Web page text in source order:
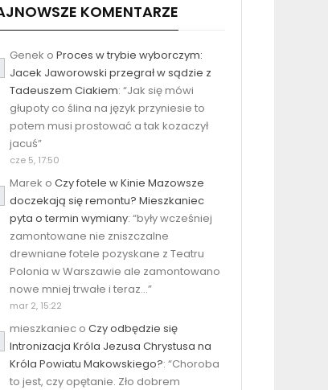
KOMENTARZE
Genek o Proces w trybie wyborczym:
Jacek Jaworowski przegrał w sądzie z
Tadeuszem Ciakiem: “Jak się mówi
głupoty co ślina na język przyniesie to
potem musi prostować a tak kozaczył
jacuś”
cze 5, 17:50
Marek o Czy fotele w Kinie Mazowsze
doczekają się remontu? Mieszkaniec
pyta o termin wymiany: “były wcześniej
zamontowane nie zniszczalne
drewniane fotele pozyskane z Teatru
Polonia w Warszawie ale zamontowano
nowe mniej trwałe i teraz…”
mar 2, 15:22
mieszkanieco Czy odbędzie się
Intronizacja Króla Jezusa Chrystusa na
Króla Powiatu Makowskiego?: “Choroba
to jest, czy opętanie. Zło dobrem